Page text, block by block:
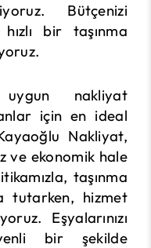
Bütçenizi
bir taşınma
nakliyat
için en ideal
Nakliyat,
ve ekonomik hale
taşınma
tutarken, hizmet
Eşyalarınızı
bir şekilde